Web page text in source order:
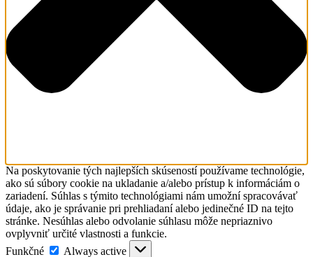
Na poskytovanie tých najlepších skúseností používame technológie,
ako sú súbory cookie na ukladanie a/alebo prístup k informáciám o
zariadení. Súhlas s týmito technológiami nám umožní spracovávať
údaje, ako je správanie pri prehliadaní alebo jedinečné ID na tejto
stránke. Nesúhlas alebo odvolanie súhlasu môže nepriaznivo
ovplyvniť určité vlastnosti a funkcie.
Funkčné
Funkčné
Always active